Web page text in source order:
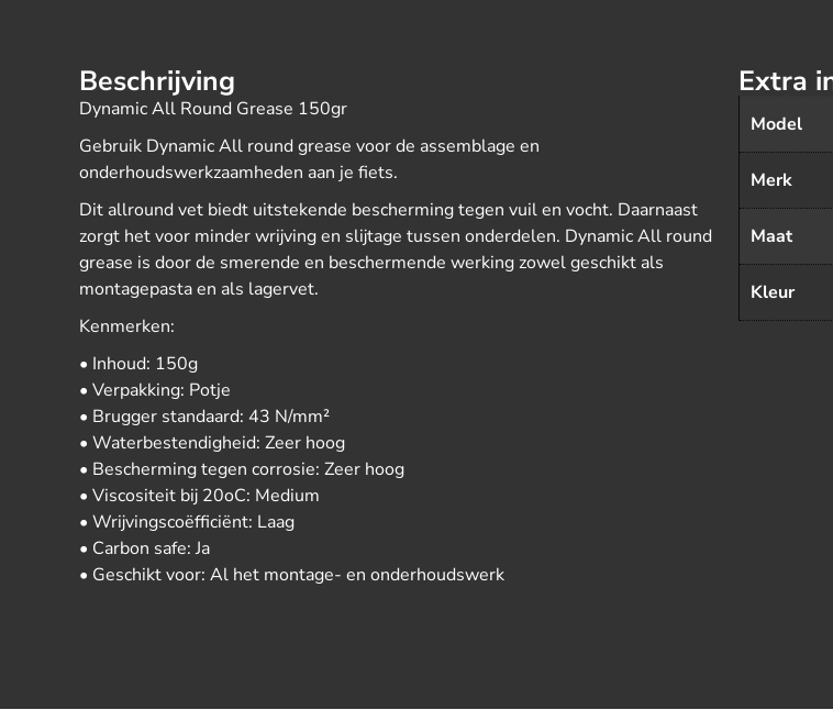
Beschrijving
Dynamic All Round Grease 150gr
Gebruik Dynamic All round grease voor de assemblage en
onderhoudswerkzaamheden aan je fiets.
Dit allround vet biedt uitstekende bescherming tegen vuil en vocht. Daarnaast
zorgt het voor minder wrijving en slijtage tussen onderdelen. Dynamic All round
grease is door de smerende en beschermende werking zowel geschikt als
montagepasta en als lagervet.
Kenmerken:
• Inhoud: 150g
• Verpakking: Potje
• Brugger standaard: 43 N/mm²
• Waterbestendigheid: Zeer hoog
• Bescherming tegen corrosie: Zeer hoog
• Viscositeit bij 20oC: Medium
• Wrijvingscoëfficiënt: Laag
• Carbon safe: Ja
• Geschikt voor: Al het montage- en onderhoudswerk
Extra
Model
Merk
Maat
Kleur